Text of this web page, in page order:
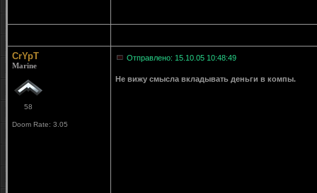
CrYpT
Marine
58
Doom Rate: 3.05
Отправлено: 15.10.05 10:48:49
Не вижу смысла вкладывать деньги в компы.